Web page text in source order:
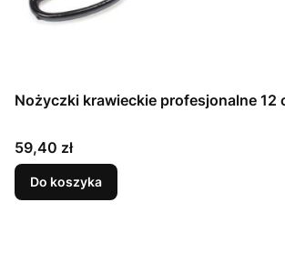
Nożyczki krawieckie profesjonalne 12
Cena
59,40 zł
Do koszyka